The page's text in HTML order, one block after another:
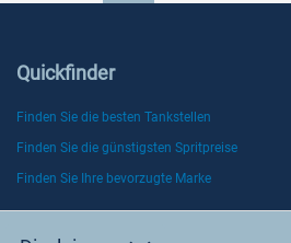
Quickfinder
Finden Sie die besten Tankstellen
Finden Sie die günstigsten Spritpreise
Finden Sie Ihre bevorzugte Marke